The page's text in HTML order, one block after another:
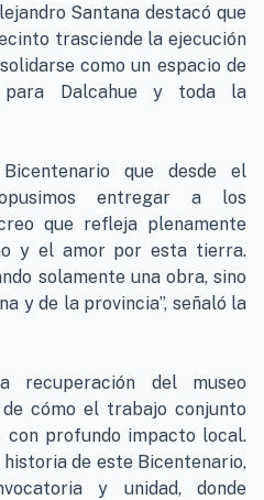
Santana destacó que
trasciende la ejecución
como un espacio de
para Dalcahue y toda la
que desde el
entregar a los
que refleja plenamente
y el amor por esta tierra.
solamente una obra, sino
y de la provincia”, señaló la
recuperación del museo
cómo el trabajo conjunto
con profundo impacto local.
de este Bicentenario,
y unidad, donde